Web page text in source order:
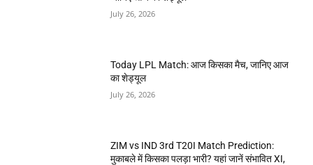
July 26, 2026
Today LPL Match: आज किसका मैच, जानिए आज
का शेड्यूल
July 26, 2026
ZIM vs IND 3rd T20I Match Prediction:
मुकाबले में किसका पलड़ा भारी? यहां जानें संभावित XI,